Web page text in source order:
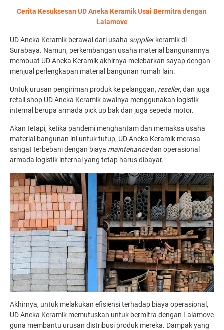
Cerita Kesuksesan UD Aneka Keramik Usai Bermitra dengan
Lalamove
UD Aneka Keramik berawal dari usaha supplierkeramik di
Surabaya. Namun, perkembangan usaha material bangunannya
membuat UD Aneka Keramik akhirnya melebarkan sayap dengan
menjual perlengkapan material bangunan rumah lain.
Untuk urusan pengiriman produk ke pelanggan, reseller, dan juga
retail shop UD Aneka Keramik awalnya menggunakan logistik
internal berupa armada pick up bak dan juga sepeda motor.
Akan tetapi, ketika pandemi menghantam dan memaksa usaha
material bangunan ini untuk tutup, UD Aneka Keramik merasa
sangat terbebani dengan biaya maintenancedan operasional
armada logistik internal yang tetap harus dibayar.
Akhirnya, untuk melakukan efisiensi terhadap biaya operasional,
UD Aneka Keramik memutuskan untuk bermitra dengan Lalamove
guna membantu urusan distribusi produk mereka. Dampak yang